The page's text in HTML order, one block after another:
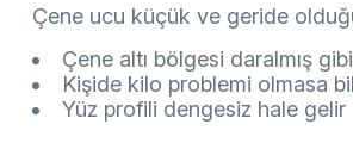
Çene ucu küçük ve geride
Çene altı bölgesi daralmış
Kişide kilo problemi olmasa
Yüz profili dengesiz hale gelir